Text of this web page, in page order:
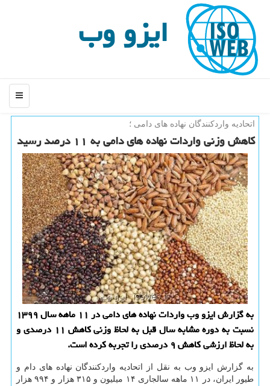
ایزو وب
منو
اتحادیه واردكنندگان نهاده های دامی ؛
كاهش وزنی واردات نهاده های دامی به ۱۱ درصد رسید
به گزارش ایزو وب واردات نهاده های دامی در ۱۱ ماهه سال ۱۳۹۹
نسبت به دوره مشابه سال قبل به لحاظ وزنی کاهش ۱۱ درصدی و
به لحاظ ارزشی کاهش ۹ درصدی را تجربه کرده است.
به گزارش ایزو وب به نقل از اتحادیه واردکنندگان نهاده های دام و
طیور ایران، در ۱۱ ماهه سالجاری ۱۴ میلیون و ۳۱۵ هزار و ۹۹۴ هزار